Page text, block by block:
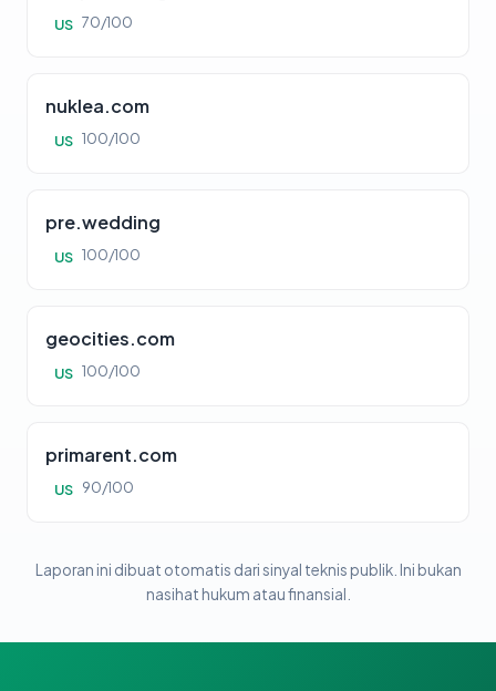
US 70/100
nuklea.com
US 100/100
pre.wedding
US 100/100
geocities.com
US 100/100
primarent.com
US 90/100
Laporan ini dibuat otomatis dari sinyal teknis publik. Ini bukan
nasihat hukum atau finansial.